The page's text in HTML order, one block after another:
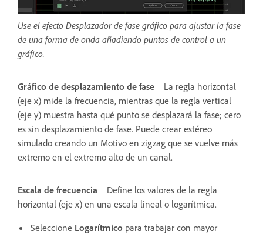
Use el efecto Desplazador de fase gráfico para ajustar la fase
de una forma de onda añadiendo puntos de control a un
gráfico.
Gráfico de desplazamiento de fase
La regla horizontal
(eje x) mide la frecuencia, mientras que la regla vertical
(eje y) muestra hasta qué punto se desplazará la fase; cero
es sin desplazamiento de fase. Puede crear estéreo
simulado creando un Motivo en zigzag que se vuelve más
extremo en el extremo alto de un canal.
Escala de frecuencia
Define los valores de la regla
horizontal (eje x) en una escala lineal o logarítmica.
Seleccione Logarítmico para trabajar con mayor